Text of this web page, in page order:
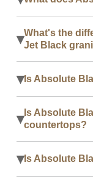
▾What's the
Jet Black
▾Is Absolute
▾ Is Absolute
countertops?
▾Is Absolute